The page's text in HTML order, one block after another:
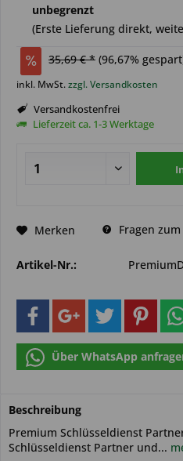
unbegrenzt
(Erste Lieferung direkt,
35,69 € * (96,67%
inkl. MwSt.zzgl. Versandkosten
Versandkostenfrei
Lieferzeit ca. 1-3 Werktage
Merken Fragen
Artikel-Nr.:
Über WhatsApp
Beschreibung
Premium Schlüsseldienst
Schlüsseldienst Partner und...